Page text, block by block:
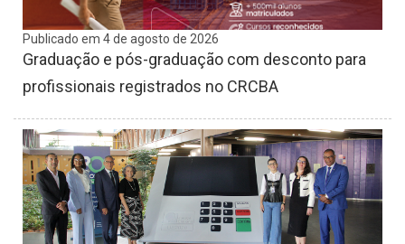
Publicado em 4 de agosto de 2026
Graduação e pós-graduação com desconto para
profissionais registrados no CRCBA